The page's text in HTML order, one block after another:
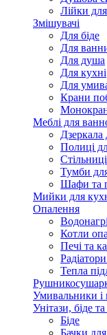
Лійки
Змішувачі
Для біде
Для
Для душа
Для кухні
Для
Крани
Меблі для
Дзеркала
Полиці
Тумби
Шафи та
Мийки для
Опалення
Котли
Печі та
Тепла
Умивальники і
Унітази, біде
Біде
Бачки для